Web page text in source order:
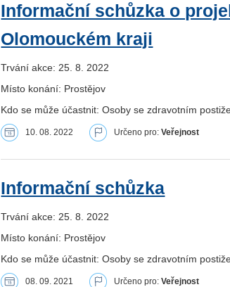
Informační schůzka o
Olomouckém kraji
Trvání akce: 25. 8. 2022
Místo konání: Prostějov
Kdo se může účastnit: Osoby se zdravotním
10. 08. 2022 Určeno pro:Veřejnost
Informační schůzka
Trvání akce: 25. 8. 2022
Místo konání: Prostějov
Kdo se může účastnit: Osoby se zdravotním
08. 09. 2021 Určeno pro:Veřejnost